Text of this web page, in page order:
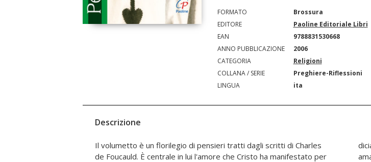
FORMATO
Brossura
EDITORE
Paoline Editoriale Libri
EAN
9788831530668
ANNO PUBBLICAZIONE
2006
CATEGORIA
Religioni
COLLANA / SERIE
Preghiere-Riflessioni
LINGUA
ita
Descrizione
Il volumetto è un florilegio di pensieri tratti dagli scritti di Charles
de Foucauld. È centrale in lui l'amore che Cristo ha manifestato per
diciamoci che siamo uno di quei piccoli esseri che egli ha tanto
amato, per i quali egli è vissuto ed è morto: ha donato tutto il suo